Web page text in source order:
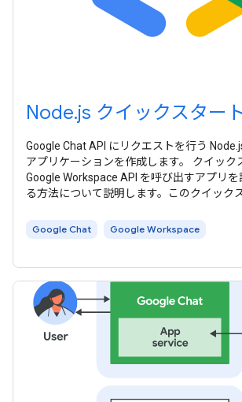
Node.js クイックスタート
Google Chat API にリクエストを行う
アプリケーションを作成します。 クイック
Google Workspace API を呼び出すアプリ
る方法について説明します。このクイック
環境では、アプリに適したアクセス認証情
Google Chat Google Workspace